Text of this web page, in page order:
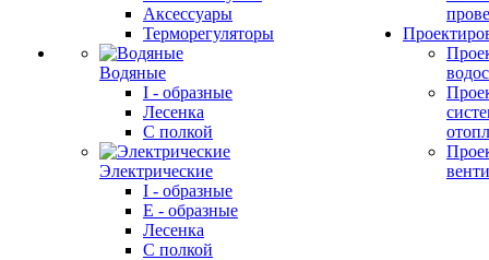
Аксессуары
Терморегуляторы
Водяные
I - образные
Лесенка
С полкой
Электрические
I - образные
E - образные
Лесенка
С полкой